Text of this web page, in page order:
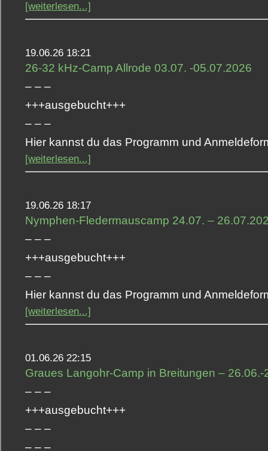
[weiterlesen...]
19.06.26 18:21
26-32 kHz-Camp Allrode 03.07. -05.07.2026
– – –
+++ausgebucht+++
– – –
Hier kannst du das Programm und
[weiterlesen...]
19.06.26 18:17
Nymphen-Fledermauscamp 24.07. –
– – –
+++ausgebucht+++
– – –
Hier kannst du das Programm und
[weiterlesen...]
01.06.26 22:15
Graues Langohr-Camp in Breitungen – 26.06.-
– – –
+++ausgebucht+++
– – –
– – –